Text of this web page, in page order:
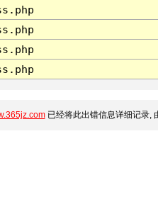
已经将此出错信息详细记录,